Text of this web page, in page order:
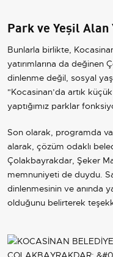
Park ve Yeşil Alan
Bunlarla birlikte,
yatırımlarına da değinen
dinlenme değil, sosyal
"Kocasinan’da artık
yaptığımız parklar
Son olarak, programda
alarak, çözüm odaklı
Çolakbayrakdar, Şeker
memnuniyeti de duydu.
dinlenmesinin ve anında
olduğunu belirterek